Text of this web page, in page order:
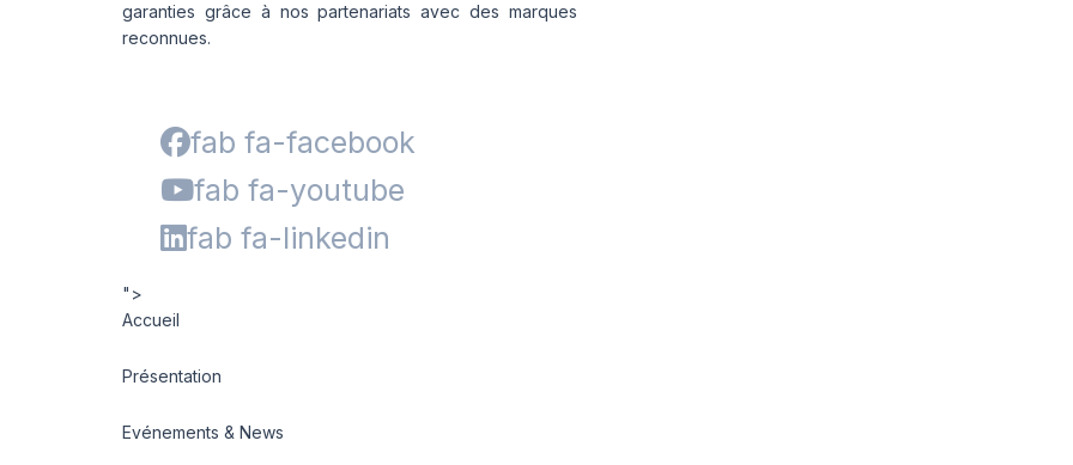
garanties grâce à nos partenariats avec des marques
reconnues.
fab fa-facebook
fab fa-youtube
fab fa-linkedin
">
Accueil
Présentation
Evénements & News